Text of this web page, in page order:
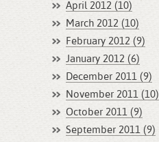
April 2012 (10)
March 2012 (10)
February 2012 (9)
January 2012 (6)
December 2011 (9)
November 2011 (10)
October 2011 (9)
September 2011 (9)